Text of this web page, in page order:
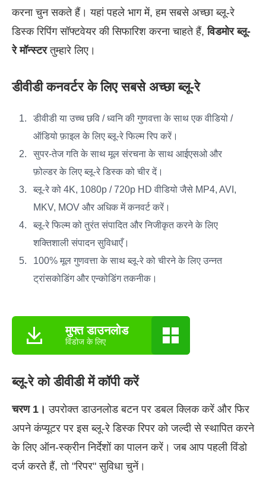
करना चुन सकते हैं। यहां पहले भाग में, हम सबसे अच्छा ब्लू-रे
डिस्क रिपिंग सॉफ्टवेयर की सिफारिश करना चाहते हैं,विडमोर ब्लू-
रे मॉन्स्टरतुम्हारे लिए।
डीवीडी कनवर्टर के लिए सबसे अच्छा ब्लू-रे
डीवीडी या उच्च छवि / ध्वनि की गुणवत्ता के साथ एक वीडियो /
ऑडियो फ़ाइल के लिए ब्लू-रे फिल्म रिप करें।
सुपर-तेज गति के साथ मूल संरचना के साथ आईएसओ और
फ़ोल्डर के लिए ब्लू-रे डिस्क को चीर दें।
ब्लू-रे को 4K, 1080p / 720p HD वीडियो जैसे MP4, AVI,
MKV, MOV और अधिक में कनवर्ट करें।
ब्लू-रे फिल्म को तुरंत संपादित और निजीकृत करने के लिए
शक्तिशाली संपादन सुविधाएँ।
100% मूल गुणवत्ता के साथ ब्लू-रे को चीरने के लिए उन्नत
ट्रांसकोडिंग और एन्कोडिंग तकनीक।
मुफ्त डाउनलोड
विंडोज के लिए
ब्लू-रे को डीवीडी में कॉपी करें
चरण 1।उपरोक्त डाउनलोड बटन पर डबल क्लिक करें और फिर
अपने कंप्यूटर पर इस ब्लू-रे डिस्क रिपर को जल्दी से स्थापित करने
के लिए ऑन-स्क्रीन निर्देशों का पालन करें। जब आप पहली विंडो
दर्ज करते हैं, तो "रिपर" सुविधा चुनें।